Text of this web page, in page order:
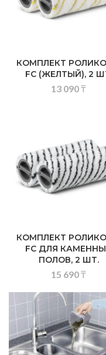
КОМПЛЕКТ
FC (ЖЕЛТЫЙ), 2
13 090₸
КОМПЛЕКТ
FC ДЛЯ
ПОЛОВ, 2 ШТ.
15 690₸